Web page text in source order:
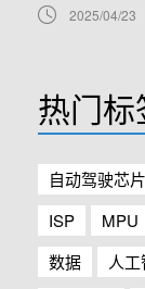
2025/04/23
热门标
自动驾驶芯片
ISP
MPU
数据
人